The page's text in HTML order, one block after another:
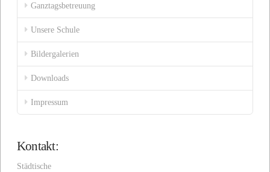
Ganztagsbetreuung
Unsere Schule
Bildergalerien
Downloads
Impressum
Kontakt:
Städtische